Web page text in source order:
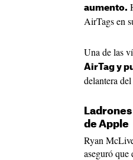
aumento.
AirTags en
Una de las
‌AirTag‌ y
delantera
de Apple
Ryan
aseguró que